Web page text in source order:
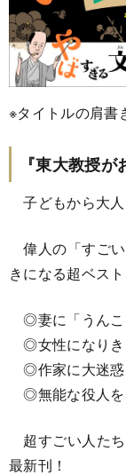
※タイトルの肩書
『東大教授
子どもから大人
偉人の「すご
きになる超ベス
◎妻に「うんこ
◎女性になりき
◎作家に大迷惑
◎無能な役人を
超すごい人た
最新刊！